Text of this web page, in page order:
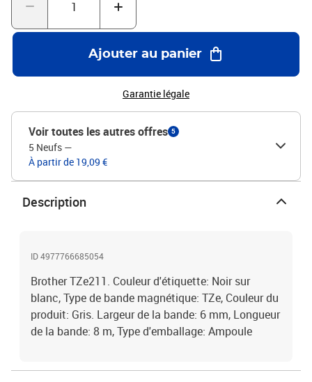
Ajouter au panier
Garantie légale
Voir toutes les autres offres 5
5 Neufs —
À partir de 19,09 €
Description
ID 4977766685054
Brother TZe211. Couleur d'étiquette: Noir sur
blanc, Type de bande magnétique: TZe, Couleur du
produit: Gris. Largeur de la bande: 6 mm, Longueur
de la bande: 8 m, Type d'emballage: Ampoule